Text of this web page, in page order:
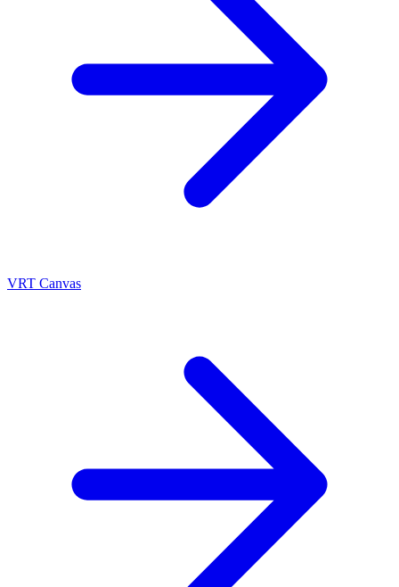
VRT Canvas